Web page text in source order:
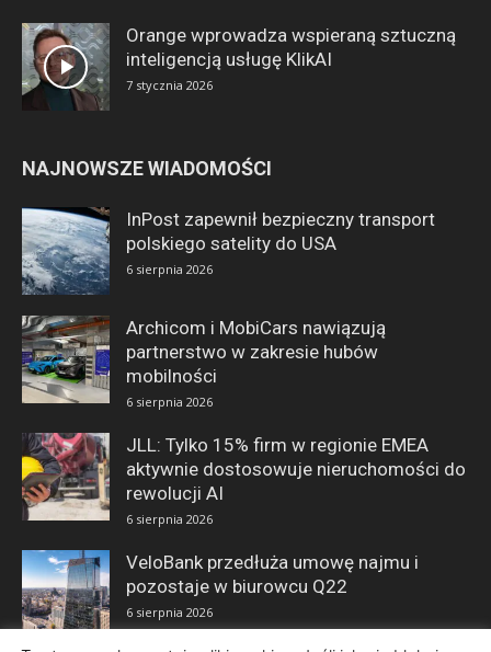
Orange wprowadza wspieraną sztuczną
inteligencją usługę KlikAI
7 stycznia 2026
NAJNOWSZE WIADOMOŚCI
InPost zapewnił bezpieczny transport
polskiego satelity do USA
6 sierpnia 2026
Archicom i MobiCars nawiązują
partnerstwo w zakresie hubów
mobilności
6 sierpnia 2026
JLL: Tylko 15% firm w regionie EMEA
aktywnie dostosowuje nieruchomości do
rewolucji AI
6 sierpnia 2026
VeloBank przedłuża umowę najmu i
pozostaje w biurowcu Q22
6 sierpnia 2026